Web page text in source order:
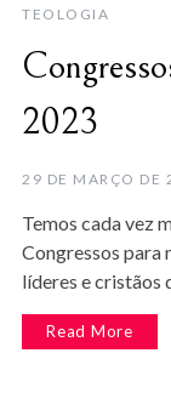
TEOLOGIA
2023
29 DE MARÇO DE
Temos cada vez
Congressos para
líderes e cristãos
Read More